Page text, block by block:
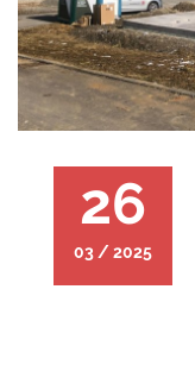
26
03 / 2025